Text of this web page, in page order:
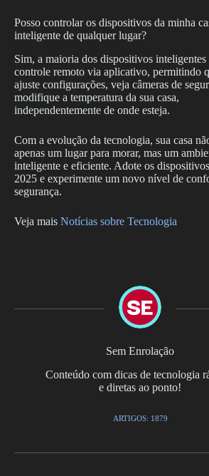
Posso controlar os dispositivos da minha
inteligente de qualquer lugar?
Sim, a maioria dos dispositivos inteligentes
controle remoto via aplicativo, permitindo
ajuste configurações, veja câmeras de
modifique a temperatura da sua casa,
independentemente de onde esteja.
Com a evolução da tecnologia, sua casa
apenas um lugar para morar, mas um
inteligente e eficiente. Adote os
2025 e experimente um novo nível de
segurança.
Veja mais Notícias sobre Tecnologia
Sem Enrolação
Conteúdo com dicas de tecnologia
e diretas ao ponto!
ARTIGOS: 1879